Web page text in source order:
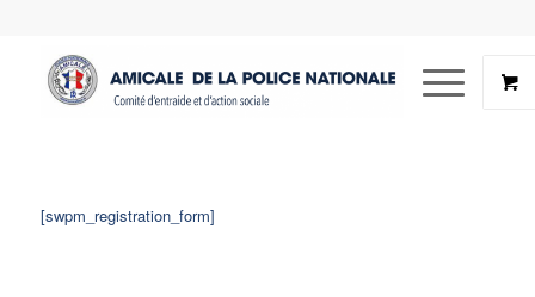
[swpm_registration_form]